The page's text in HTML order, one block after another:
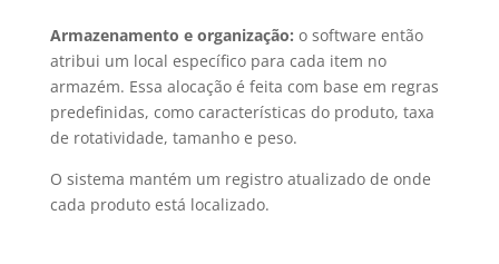
Armazenamento e organização: o software então
atribui um local específico para cada item no
armazém. Essa alocação é feita com base em regras
predefinidas, como características do produto, taxa
de rotatividade, tamanho e peso.
O sistema mantém um registro atualizado de onde
cada produto está localizado.